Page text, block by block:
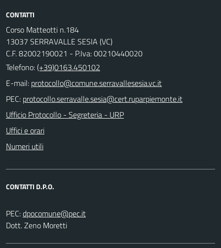
CONTATTI
Corso Matteotti n.184
13037 SERRAVALLE SESIA (VC)
C.F. 82002190021 - P.Iva: 00210440020
Telefono:(+39)0163.450102
E-mail:
PEC:
Ufficio Protocollo - Segreteria - URP
Uffici e orari
Numeri utili
CONTATTI D.P.O.
PEC:
Dott. Zeno Moretti